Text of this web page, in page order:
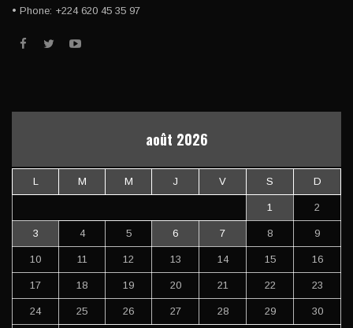
• Phone: +224 620 45 35 97
août 2026
L M M J V S D
1 2
3 4 5 6 7 8 9
10 11 12 13 14 15 16
17 18 19 20 21 22 23
24 25 26 27 28 29 30